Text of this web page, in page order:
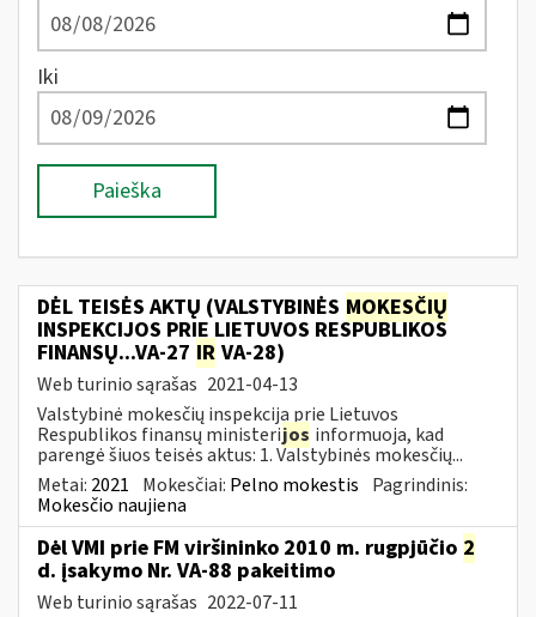
Iki
Paieška
DĖL TEISĖS AKTŲ (VALSTYBINĖS MOKESČIŲ
INSPEKCIJOS PRIE LIETUVOS RESPUBLIKOS
FINANSŲ...VA-27 IR VA-28)
Web turinio sąrašas 2021-04-13
Valstybinė mokesčių inspekcija prie Lietuvos
Respublikos finansų ministerijos informuoja, kad
parengė šiuos teisės aktus: 1. Valstybinės mokesčių...
Metai: 2021 Mokesčiai: Pelno mokestis Pagrindinis:
Mokesčio naujiena
Dėl VMI prie FM viršininko 2010 m. rugpjūčio 2
d. įsakymo Nr. VA-88 pakeitimo
Web turinio sąrašas 2022-07-11